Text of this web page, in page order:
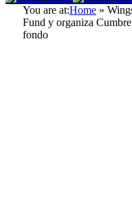
You are at:Home »
Fund y organiza
fondo